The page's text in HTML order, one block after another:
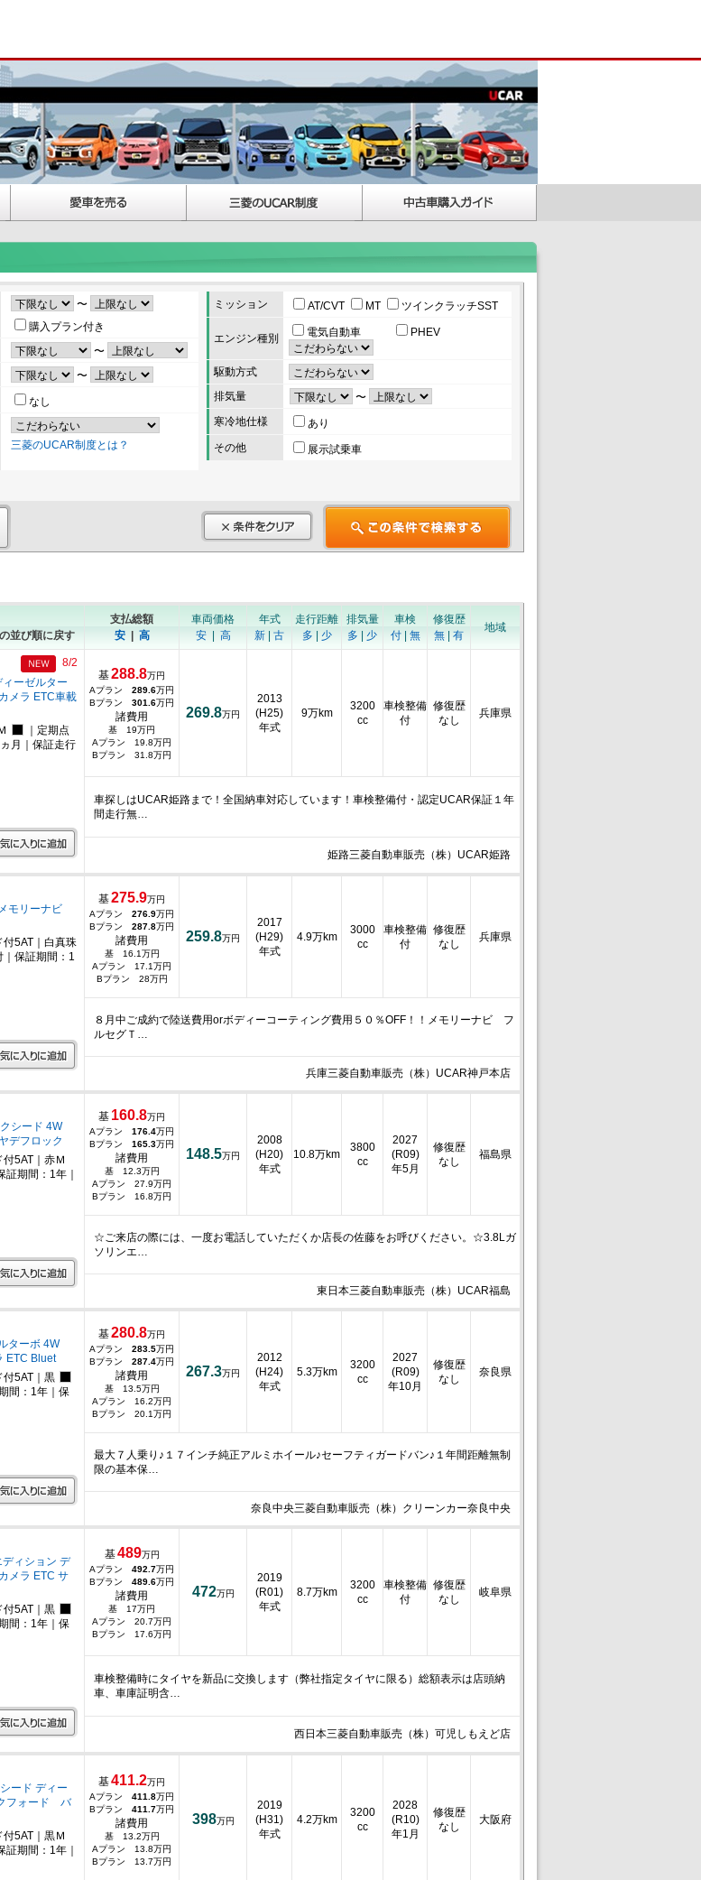
〜
購入プラン付き
〜
〜
なし
三菱のUCAR制度とは？
ミッション AT/CVT MT ツインクラッチSST
エンジン種別 電気自動車 PHEV
駆動方式
排気量
〜
寒冷地仕様
あり
その他
展示試乗車
並び順に戻す
支払総額
安| 高
車両価格
安| 高
年式
新
古
走行距離
多
少
排気量
多
少
車検
付| 無
修復歴
無
有
地域
ーゼルター
メラ ETC車載
8/2
｜定期点
月｜保証走行
基288.8万円
Aプラン 289.6万円
Bプラン 301.6万円
諸費用
基 19万円
Aプラン 19.8万円
Bプラン 31.8万円
269.8万円
2013
(H25)
年式
9万km
3200
cc
車検整備
付
修復歴
なし
兵庫県
車探しはUCAR姫路まで！全国納車対応しています！車検整備付・認定UCAR保証１年
間走行無…
姫路三菱自動車販売（株）UCAR姫路
モリーナビ
5AT｜白真珠
｜保証期間：1
基275.9万円
Aプラン 276.9万円
Bプラン 287.8万円
諸費用
基 16.1万円
Aプラン 17.1万円
Bプラン 28万円
259.8万円
2017
(H29)
年式
4.9万km
3000
cc
車検整備
付
修復歴
なし
兵庫県
８月中ご成約で陸送費用orボディーコーティング費用５０％OFF！！メモリーナビ フ
ルセグＴ…
兵庫三菱自動車販売（株）UCAR神戸本店
シード 4W
デフロック
5AT｜赤Ｍ
証期間：1年｜
基 160.8万円
Aプラン 176.4万円
Bプラン 165.3万円
諸費用
基 12.3万円
Aプラン 27.9万円
Bプラン 16.8万円
148.5万円
2008
(H20)
年式
10.8万km
3800
cc
2027
(R09)
年5月
修復歴
なし
福島県
☆ご来店の際には、一度お電話していただくか店長の佐藤をお呼びください。☆3.8Lガ
ソリンエ…
東日本三菱自動車販売（株）UCAR福島
ターボ 4W
ETC Bluet
5AT｜黒
間：1年｜保
基280.8万円
Aプラン 283.5万円
Bプラン 287.4万円
諸費用
基 13.5万円
Aプラン 16.2万円
Bプラン 20.1万円
267.3万円
2012
(H24)
年式
5.3万km
3200
cc
2027
(R09)
年10月
修復歴
なし
奈良県
最大７人乗り♪１７インチ純正アルミホイール♪セーフティガードバン♪１年間距離無制
限の基本保…
奈良中央三菱自動車販売（株）クリーンカー奈良中央
ィション デ
メラ ETC サ
5AT｜黒
間：1年｜保
基489万円
Aプラン 492.7万円
Bプラン 489.6万円
諸費用
基 17万円
Aプラン 20.7万円
Bプラン 17.6万円
472万円
2019
(R01)
年式
8.7万km
3200
cc
車検整備
付
修復歴
なし
岐阜県
車検整備時にタイヤを新品に交換します（弊社指定タイヤに限る）総額表示は店頭納
車、車庫証明含…
西日本三菱自動車販売（株）可児しもえど店
ード ディー
フォード バ
5AT｜黒Ｍ
証期間：1年｜
基411.2万円
Aプラン 411.8万円
Bプラン 411.7万円
諸費用
基 13.2万円
Aプラン 13.8万円
Bプラン 13.7万円
398万円
2019
(H31)
年式
4.2万km
3200
cc
2028
(R10)
年1月
修復歴
なし
大阪府